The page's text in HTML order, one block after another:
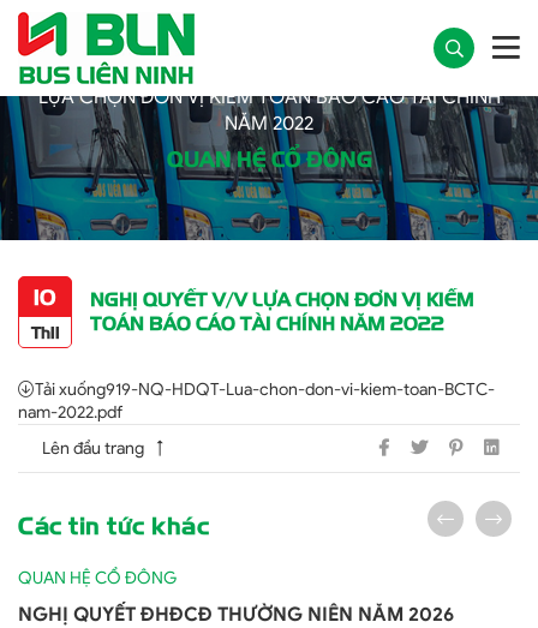
QUAN HỆ CỔ ĐÔNG
Trang chủ Thông tin cổ đông
NGHỊ QUYẾT V/V
LỰA CHỌN ĐƠN VỊ KIỂM TOÁN BÁO CÁO TÀI CHÍNH
NĂM 2022
10
Th11
NGHỊ QUYẾT V/V LỰA CHỌN ĐƠN VỊ KIỂM
TOÁN BÁO CÁO TÀI CHÍNH NĂM 2022
Tải xuống919-NQ-HDQT-Lua-chon-don-vi-kiem-toan-BCTC-
nam-2022.pdf
Lên đầu trang
Các tin tức khác
QUAN HỆ CỔ ĐÔNG
NGHỊ QUYẾT ĐHĐCĐ THƯỜNG NIÊN NĂM 2026